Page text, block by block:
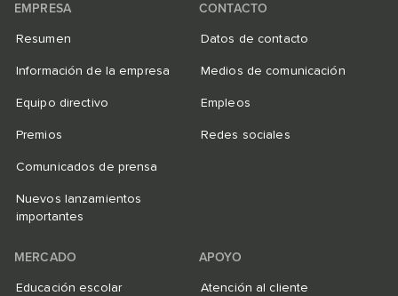
EMPRESA
Resumen
Información de la empresa
Equipo directivo
Premios
Comunicados de prensa
Nuevos lanzamientos
importantes
CONTACTO
Datos de contacto
Medios de comunicación
Empleos
Redes sociales
MERCADO
Educación escolar
APOYO
Atención al cliente